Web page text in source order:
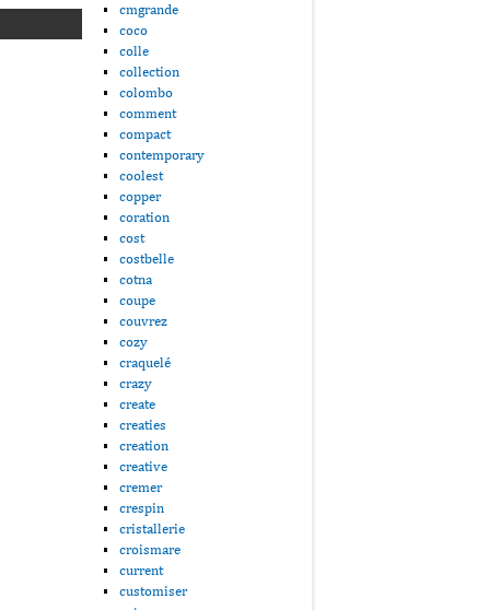
cmgrande
coco
colle
collection
colombo
comment
compact
contemporary
coolest
copper
coration
cost
costbelle
cotna
coupe
couvrez
cozy
craquelé
crazy
create
creaties
creation
creative
cremer
crespin
cristallerie
croismare
current
customiser